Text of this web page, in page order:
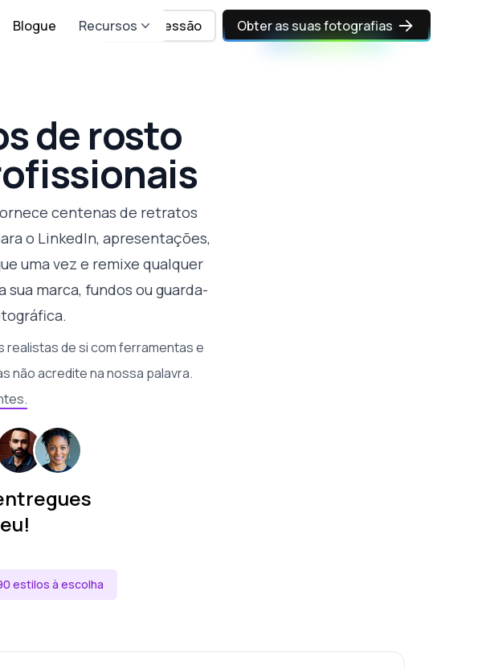
Blogue RecursosIniciar sessão Obter as suas fotografias
de rosto
centenas de retratos
o LinkedIn, apresentações,
uma vez e remixe qualquer
marca, fundos ou guarda-
de si com ferramentas e
não acredite na nossa palavra.
estilos à escolha